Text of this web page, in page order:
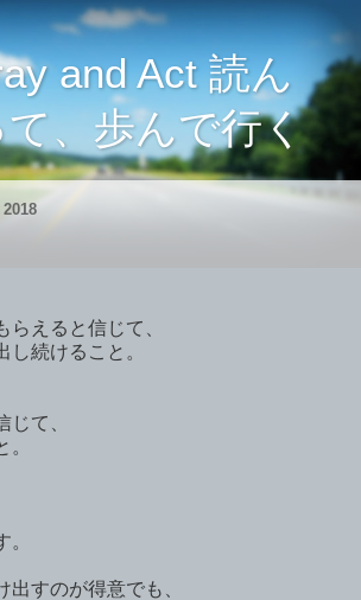
and Act 読ん
、歩んで行く
らえると信じて、
し続けること。
じて、
すのが得意でも、